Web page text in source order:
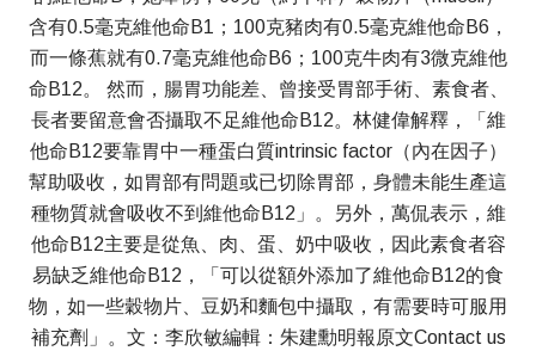
含有0.5毫克維他命B1；100克豬肉有0.5毫克維他命B6，
而一條蕉就有0.7毫克維他命B6；100克牛肉有3微克維他
命B12。 然而，腸胃功能差、曾接受胃部手術、素食者、
長者要留意會否攝取不足維他命B12。林健偉解釋，「維
他命B12要靠胃中一種蛋白質intrinsic factor（內在因子）
幫助吸收，如胃部有問題或已切除胃部，身體未能生產這
種物質就會吸收不到維他命B12」。另外，萬侃表示，維
他命B12主要是從魚、肉、蛋、奶中吸收，因此素食者容
易缺乏維他命B12，「可以從額外添加了維他命B12的食
物，如一些穀物片、豆奶和麵包中攝取，有需要時可服用
補充劑」。文：李欣敏編輯：朱建勳明報原文Contact us